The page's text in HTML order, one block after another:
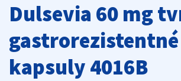
Dulsevia 60 mg
gastrorezistentné
kapsuly 4016B